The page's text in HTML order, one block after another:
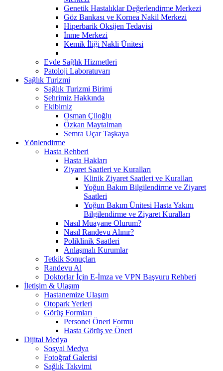
Genetik Hastalıklar Değerlendirme Merkezi
Göz Bankası ve Kornea Nakil Merkezi
Hiperbarik Oksijen Tedavisi
İnme Merkezi
Kemik İliği Nakli Ünitesi
Evde Sağlık Hizmetleri
Patoloji Laboratuvarı
Sağlık Turizmi
Sağlık Turizmi Birimi
Şehrimiz Hakkında
Ekibimiz
Osman Çiloğlu
Özkan Maytalman
Semra Uçar Taşkaya
Yönlendirme
Hasta Rehberi
Hasta Hakları
Ziyaret Saatleri ve Kuralları
Klinik Ziyaret Saatleri ve Kuralları
Yoğun Bakım Bilgilendirme ve Ziyaret
Saatleri
Yoğun Bakım Ünitesi Hasta Yakını
Bilgilendirme ve Ziyaret Kuralları
Nasıl Muayane Olurum?
Nasıl Randevu Alınır?
Poliklinik Saatleri
Anlaşmalı Kurumlar
Tetkik Sonuçları
Randevu Al
Doktorlar İçin E-İmza ve VPN Başvuru Rehberi
İletişim & Ulaşım
Hastanemize Ulaşım
Otopark Yerleri
Görüş Formları
Personel Öneri Formu
Hasta Görüş ve Öneri
Dijital Medya
Sosyal Medya
Fotoğraf Galerisi
Sağlık Takvimi